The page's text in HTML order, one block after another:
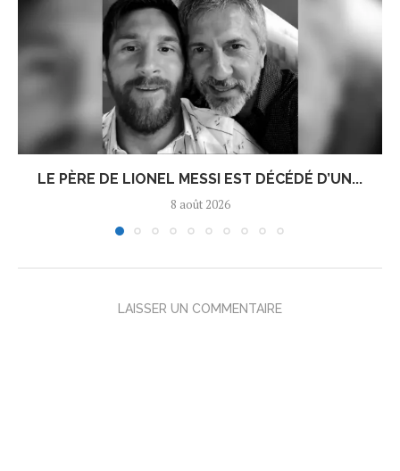
LE PÈRE DE LIONEL MESSI EST DÉCÉDÉ D’UN...
8 août 2026
LAISSER UN COMMENTAIRE